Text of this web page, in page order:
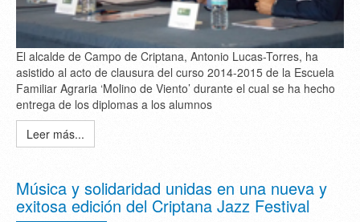
El alcalde de Campo de Criptana, Antonio Lucas-Torres, ha
asistido al acto de clausura del curso 2014-2015 de la Escuela
Familiar Agraria ‘Molino de Viento’ durante el cual se ha hecho
entrega de los diplomas a los alumnos
Leer más...
Música y solidaridad unidas en una nueva y
exitosa edición del Criptana Jazz Festival